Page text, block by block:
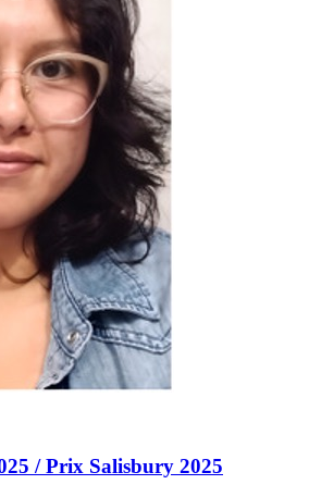
/ Prix Salisbury 2025